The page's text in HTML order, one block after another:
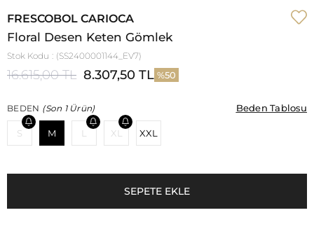
FRESCOBOL CARIOCA
Floral Desen Keten Gömlek
Stok Kodu (SS2400001144_EV7)
16.615,00 TL 8.307,50 TL 50
BEDEN (Son 1 Ürün) Beden Tablosu
Beden Tablosu
S M XL XXL